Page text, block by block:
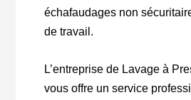
échafaudages non
de travail.
L’entreprise de Lavage à
vous offre un service